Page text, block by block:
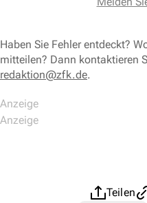
Haben Sie Fehler entdeckt?
mitteilen? Dann kontaktieren
redaktion@zfk.de.
Teilen